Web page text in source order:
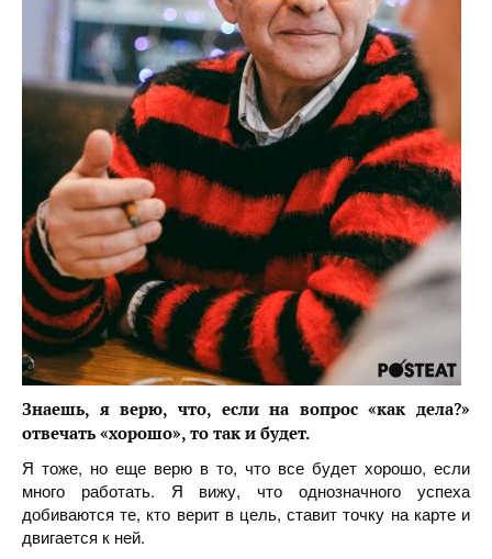
Знаешь, я верю, что, если на вопрос «как дела?»
отвечать «хорошо», то так и будет.
Я тоже, но еще верю в то, что все будет хорошо, если
много работать. Я вижу, что однозначного успеха
добиваются те, кто верит в цель, ставит точку на карте и
двигается к ней.